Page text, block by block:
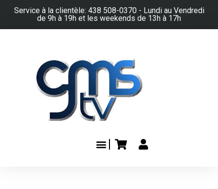
Service à la clientèle: 438 508-0370 - Lundi au Vendredi
de 9h à 19h et les weekends de 13h à 17h